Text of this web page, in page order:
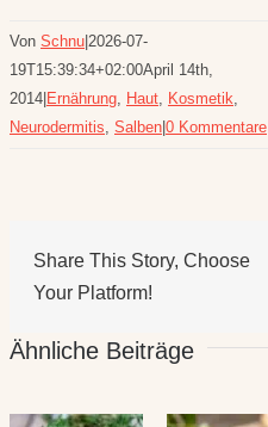
Von Schnu 2026-07-
19T15:39:34+02:00April 14th,
2014 Ernährung, Haut, Kosmetik,
Neurodermitis, Salben 0 Kommentare
Share This Story, Choose
Your Platform!
Ähnliche Beiträge